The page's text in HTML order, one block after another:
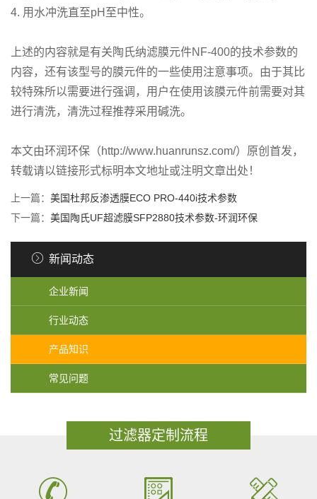
4. 用水冲洗直至pH至中性。
上述的内容就是有关陶氏纳滤膜元件NF-400的技术参数的
内容，还有该型号的膜元件的一些使用注意事项。由于其比
较特殊所以需要进行强调，用户在使用该膜元件前需要对其
进行清洗，清洗过程推荐采用碱洗。
本文由环润环保（http://www.huanrunsz.com/）原创首发，
转载请以链接形式标明本文地址或注明文章出处！
上一篇： 美国杜邦反渗透膜ECO PRO-440i技术参数
下一篇： 美国陶氏UF超滤膜SFP2880技术参数-环润环保
新闻动态
企业新闻
行业动态
产品知识
常见问题
过滤器定制流程